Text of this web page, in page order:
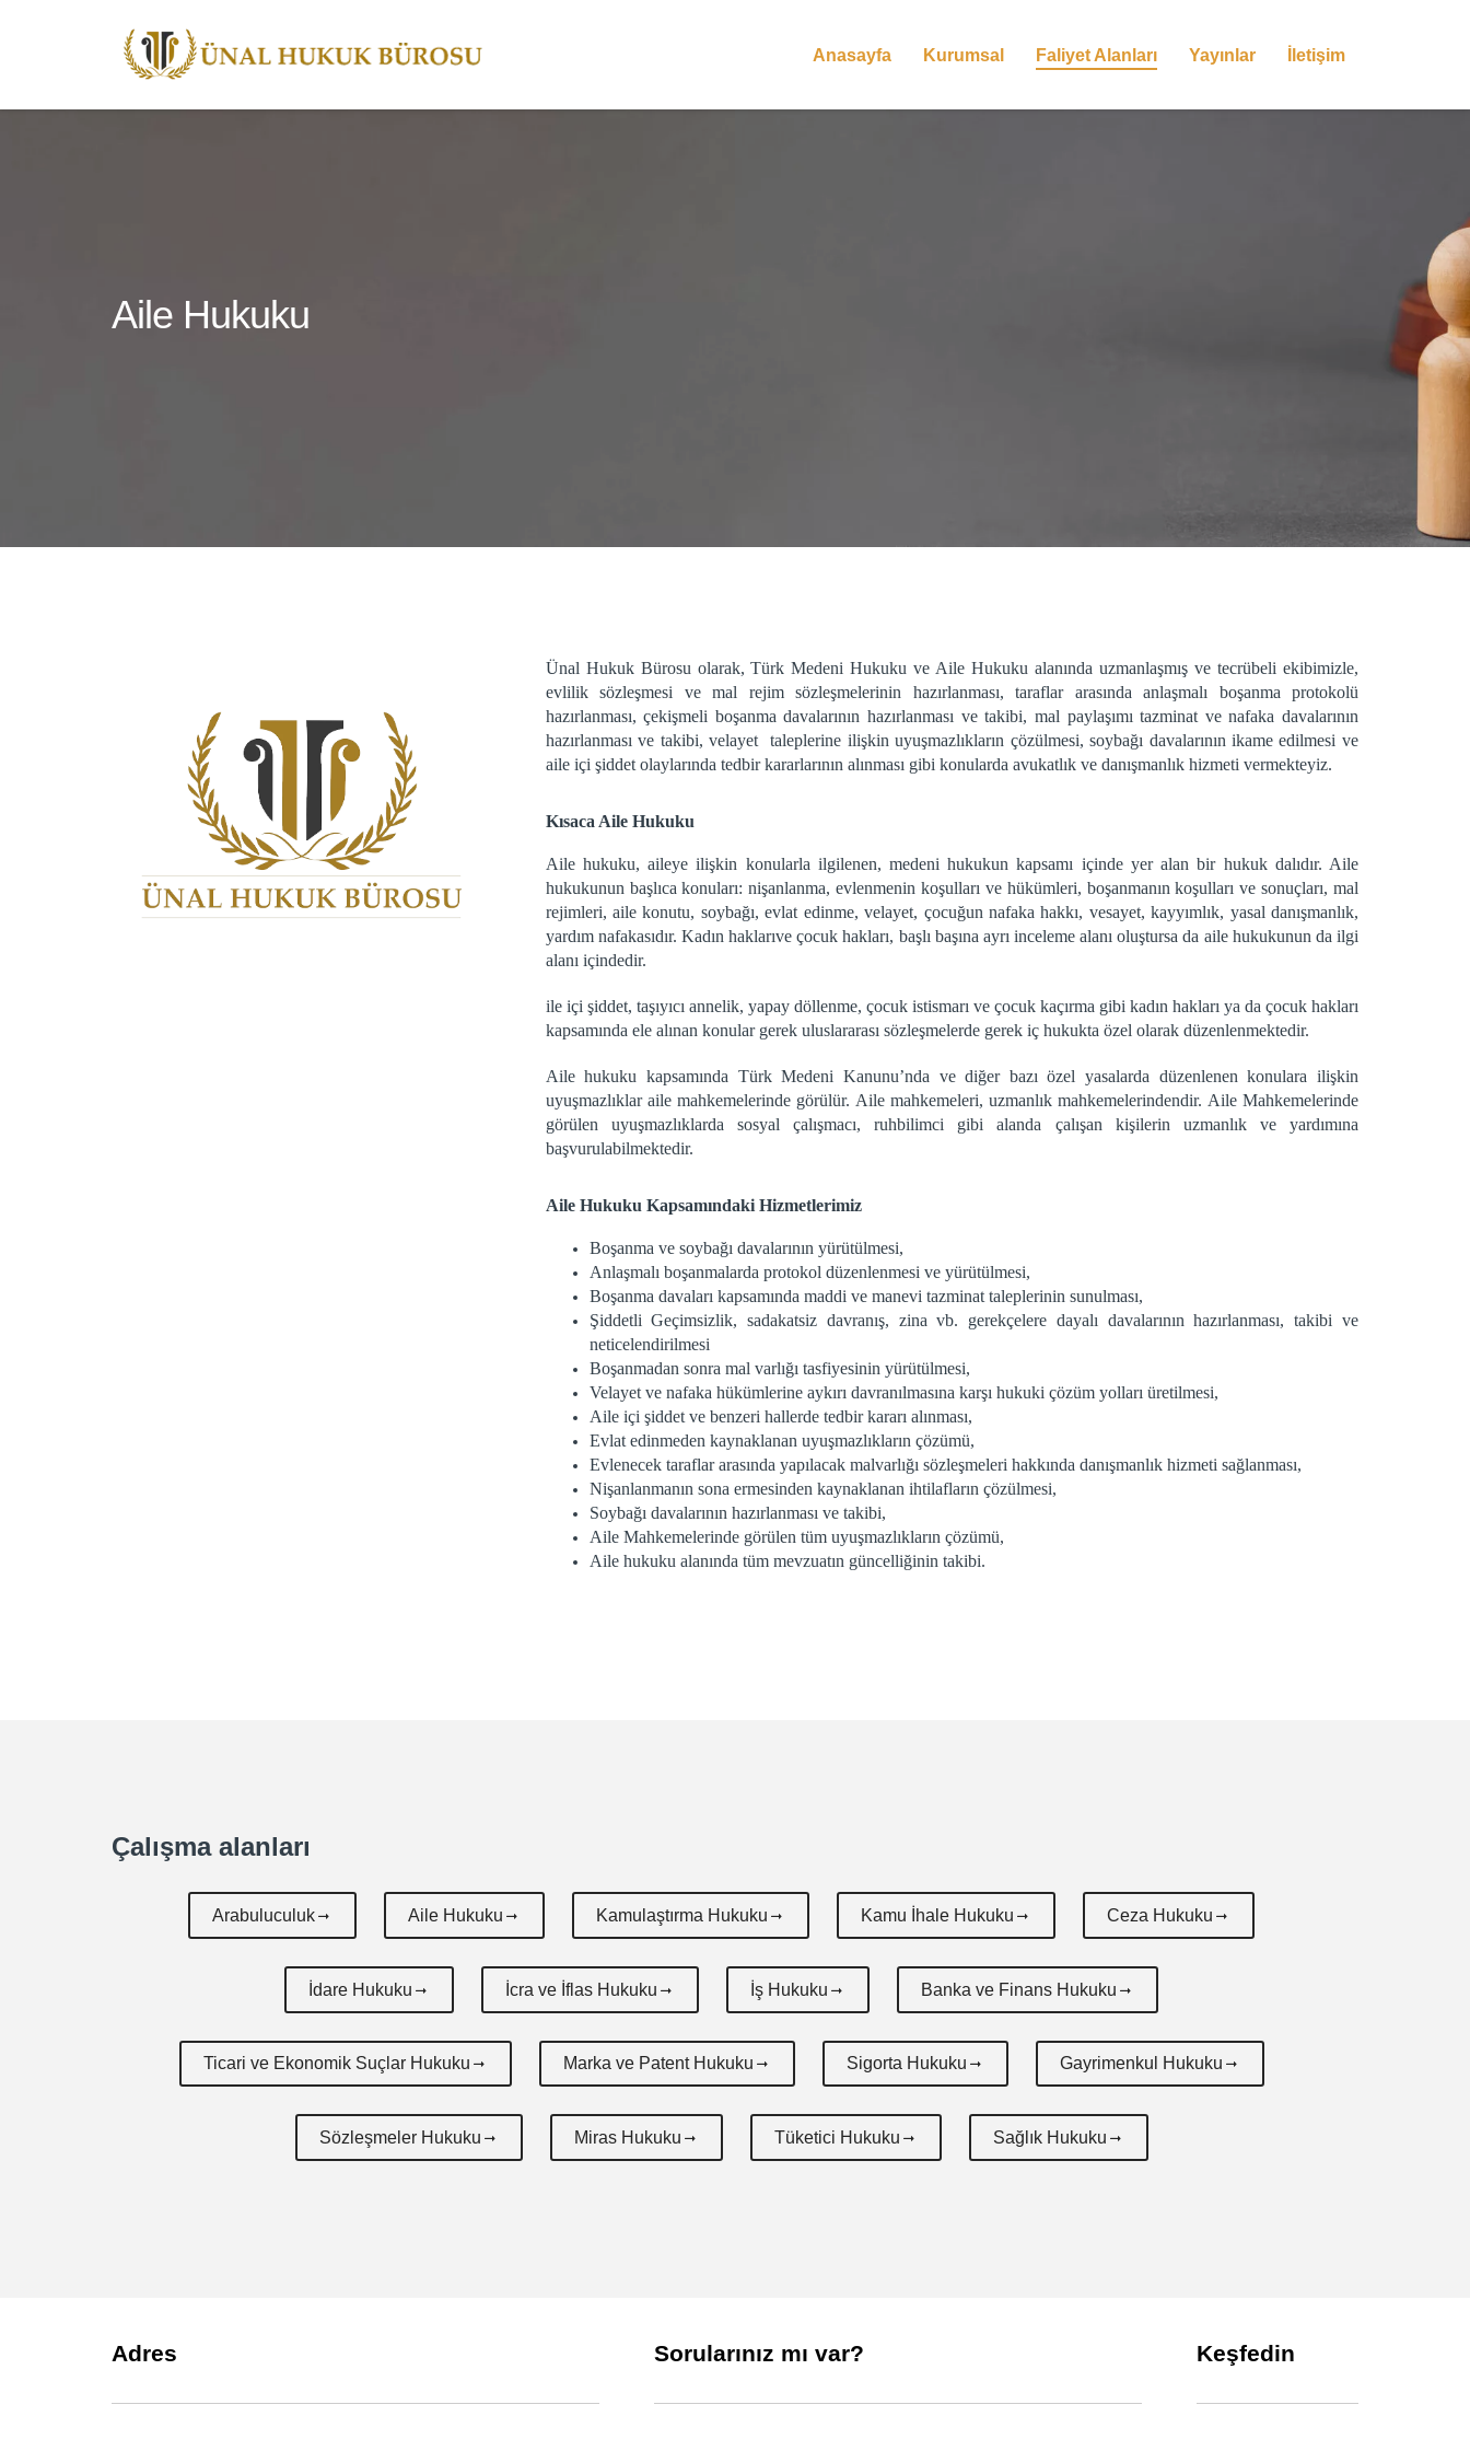
Anasayfa Kurumsal Faliyet Alanları Yayınlar İletişim
Aile Hukuku
Ünal Hukuk Bürosu olarak, Türk Medeni Hukuku ve Aile Hukuku alanında uzmanlaşmış ve tecrübeli ekibimizle,
evlilik sözleşmesi ve mal rejim sözleşmelerinin hazırlanması, taraflar arasında anlaşmalı boşanma protokolü
hazırlanması, çekişmeli boşanma davalarının hazırlanması ve takibi, mal paylaşımı tazminat ve nafaka davalarının
hazırlanması ve takibi, velayet taleplerine ilişkin uyuşmazlıkların çözülmesi, soybağı davalarının ikame edilmesi ve
aile içi şiddet olaylarında tedbir kararlarının alınması gibi konularda avukatlık ve danışmanlık hizmeti vermekteyiz.
Kısaca Aile Hukuku
Aile hukuku, aileye ilişkin konularla ilgilenen, medeni hukukun kapsamı içinde yer alan bir hukuk dalıdır. Aile
hukukunun başlıca konuları: nişanlanma, evlenmenin koşulları ve hükümleri, boşanmanın koşulları ve sonuçları, mal
rejimleri, aile konutu, soybağı, evlat edinme, velayet, çocuğun nafaka hakkı, vesayet, kayyımlık, yasal danışmanlık,
yardım nafakasıdır. Kadın haklarıve çocuk hakları, başlı başına ayrı inceleme alanı oluştursa da aile hukukunun da ilgi
alanı içindedir.
ile içi şiddet, taşıyıcı annelik, yapay döllenme, çocuk istismarı ve çocuk kaçırma gibi kadın hakları ya da çocuk hakları
kapsamında ele alınan konular gerek uluslararası sözleşmelerde gerek iç hukukta özel olarak düzenlenmektedir.
Aile hukuku kapsamında Türk Medeni Kanunu’nda ve diğer bazı özel yasalarda düzenlenen konulara ilişkin
uyuşmazlıklar aile mahkemelerinde görülür. Aile mahkemeleri, uzmanlık mahkemelerindendir. Aile Mahkemelerinde
görülen uyuşmazlıklarda sosyal çalışmacı, ruhbilimci gibi alanda çalışan kişilerin uzmanlık ve yardımına
başvurulabilmektedir.
Aile Hukuku Kapsamındaki Hizmetlerimiz
Boşanma ve soybağı davalarının yürütülmesi,
Anlaşmalı boşanmalarda protokol düzenlenmesi ve yürütülmesi,
Boşanma davaları kapsamında maddi ve manevi tazminat taleplerinin sunulması,
Şiddetli Geçimsizlik, sadakatsiz davranış, zina vb. gerekçelere dayalı davalarının hazırlanması, takibi ve
neticelendirilmesi
Boşanmadan sonra mal varlığı tasfiyesinin yürütülmesi,
Velayet ve nafaka hükümlerine aykırı davranılmasına karşı hukuki çözüm yolları üretilmesi,
Aile içi şiddet ve benzeri hallerde tedbir kararı alınması,
Evlat edinmeden kaynaklanan uyuşmazlıkların çözümü,
Evlenecek taraflar arasında yapılacak malvarlığı sözleşmeleri hakkında danışmanlık hizmeti sağlanması,
Nişanlanmanın sona ermesinden kaynaklanan ihtilafların çözülmesi,
Soybağı davalarının hazırlanması ve takibi,
Aile Mahkemelerinde görülen tüm uyuşmazlıkların çözümü,
Aile hukuku alanında tüm mevzuatın güncelliğinin takibi.
Çalışma alanları
Arabuluculuk Aile Hukuku Kamulaştırma Hukuku Kamu İhale Hukuku Ceza Hukuku
İdare Hukuku İcra ve İflas Hukuku İş Hukuku Banka ve Finans Hukuku
Ticari ve Ekonomik Suçlar Hukuku Marka ve Patent Hukuku Sigorta Hukuku Gayrimenkul Hukuku
Sözleşmeler Hukuku Miras Hukuku Tüketici Hukuku Sağlık Hukuku
Adres Sorularınız mı var? Keşfedin